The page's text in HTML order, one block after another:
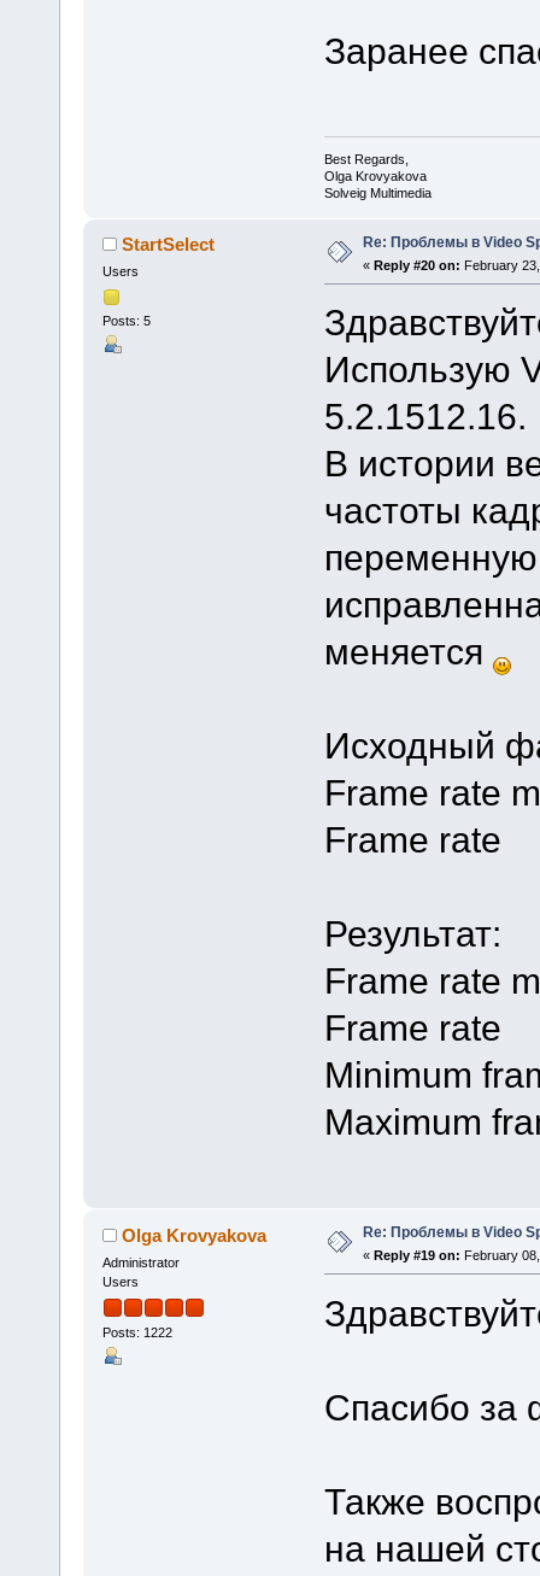
Заранее
Best Regards,
Olga Krovyakova
Solveig Multimedia
StartSelect
Users
Posts: 5
Re: Проблемы в Video
« Reply #20 on: February
Использую
5.2.1512.16.
В истории
частоты
меняется
Исходный
Frame rate
Frame
Результат:
Frame rate
Frame
Minimum
Maximum
Olga Krovyakova
Administrator
Users
Posts: 1222
Re: Проблемы в Video
« Reply #19 on: February
Спасибо за
Также
на нашей